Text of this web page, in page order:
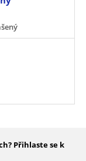
Přihlaste se k